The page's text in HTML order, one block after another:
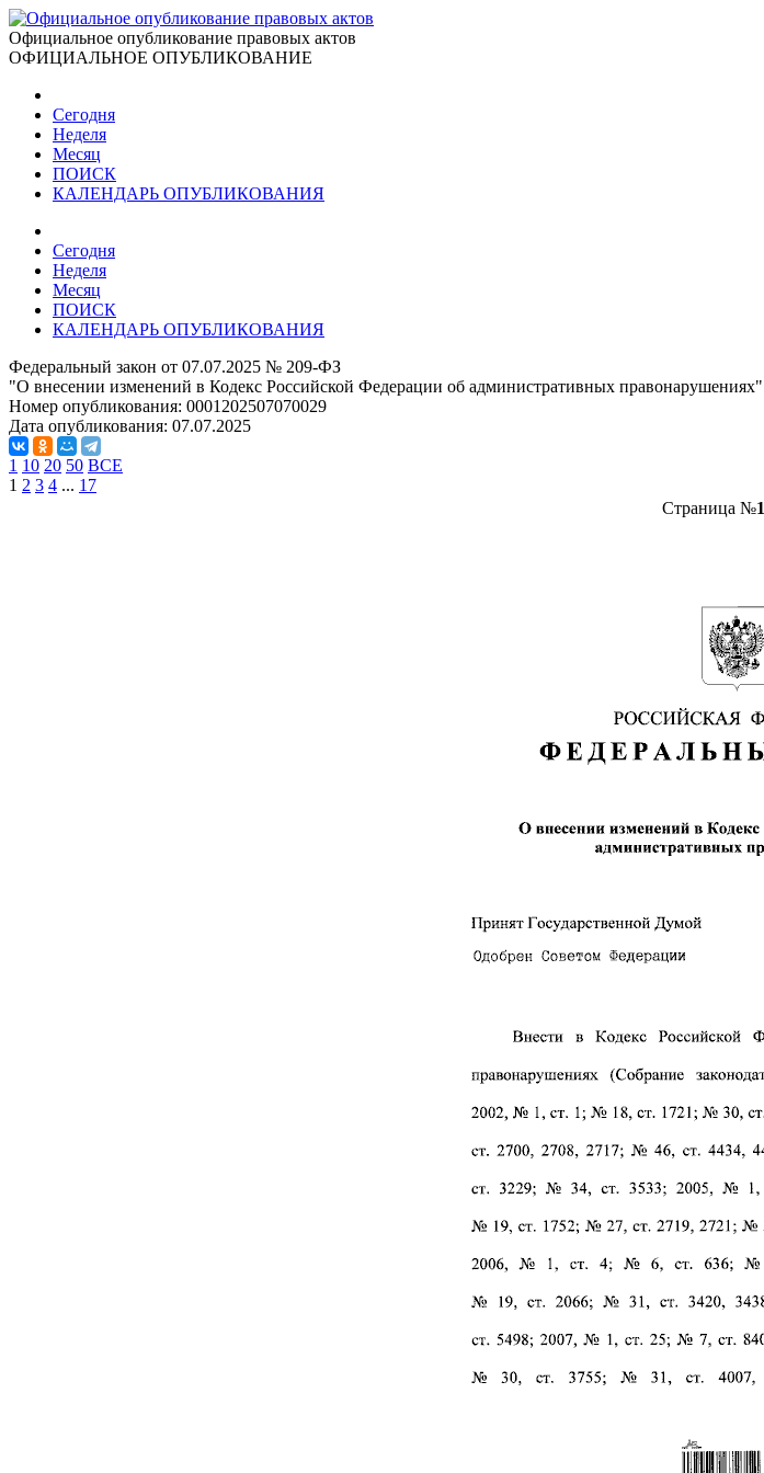
Официальное опубликование правовых актов
ОФИЦИАЛЬНОЕ ОПУБЛИКОВАНИЕ
Сегодня
Неделя
Месяц
ПОИСК
КАЛЕНДАРЬ ОПУБЛИКОВАНИЯ
Сегодня
Неделя
Месяц
ПОИСК
КАЛЕНДАРЬ ОПУБЛИКОВАНИЯ
Федеральный закон от 07.07.2025 № 209-ФЗ
"О внесении изменений в Кодекс Российской Федерации об административных правонарушениях"
Номер опубликования: 0001202507070029
Дата опубликования: 07.07.2025
1 10 20 50 ВСЕ
1 2 3 4 ... 17
Страница №1